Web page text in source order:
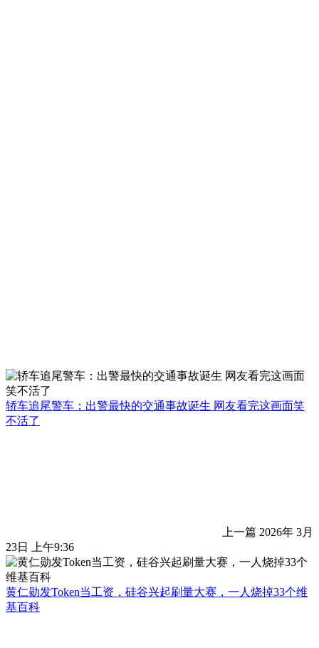
轿车追尾警车：出警最快的交通事故诞生 网友看完这画面笑
不活了
上一篇 2026年 3月
23日 上午9:36
黄仁勋发Token当工资，硅谷兴起刷量大赛，一人烧掉33个维
基百科